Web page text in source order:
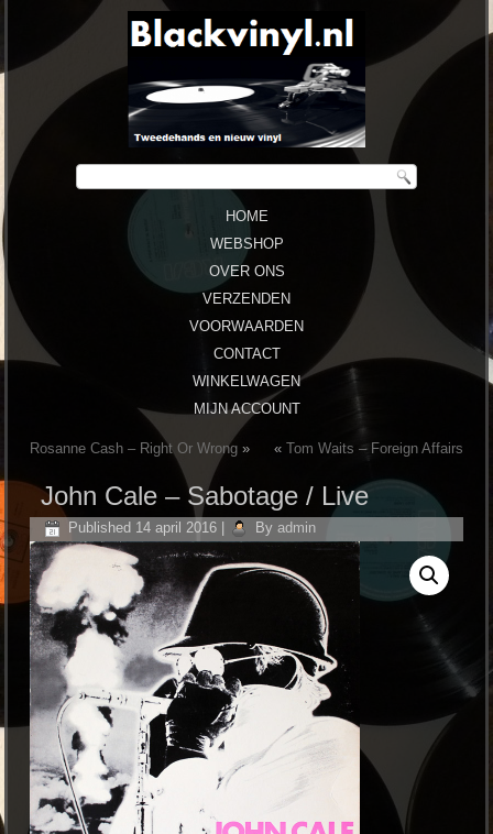
HOME
WEBSHOP
OVER ONS
VERZENDEN
VOORWAARDEN
CONTACT
WINKELWAGEN
MIJN ACCOUNT
Rosanne Cash ‎– Right Or Wrong » « Tom Waits ‎– Foreign Affairs
John Cale ‎– Sabotage / Live
Published 14 april 2016 By admin